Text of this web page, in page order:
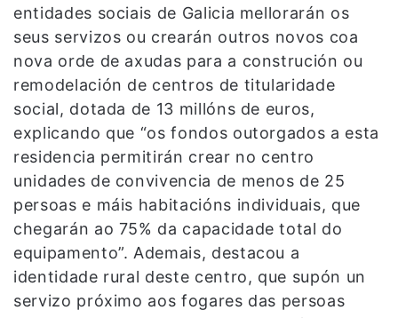
entidades sociais de Galicia mellorarán os
seus servizos ou crearán outros novos coa
nova orde de axudas para a construción ou
remodelación de centros de titularidade
social, dotada de 13 millóns de euros,
explicando que “os fondos outorgados a esta
residencia permitirán crear no centro
unidades de convivencia de menos de 25
persoas e máis habitacións individuais, que
chegarán ao 75% da capacidade total do
equipamento”. Ademais, destacou a
identidade rural deste centro, que supón un
servizo próximo aos fogares das persoas